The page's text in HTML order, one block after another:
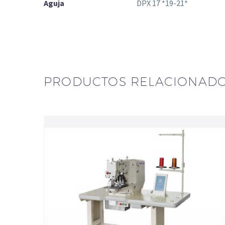
Aguja DPX 17 *19-21*
PRODUCTOS